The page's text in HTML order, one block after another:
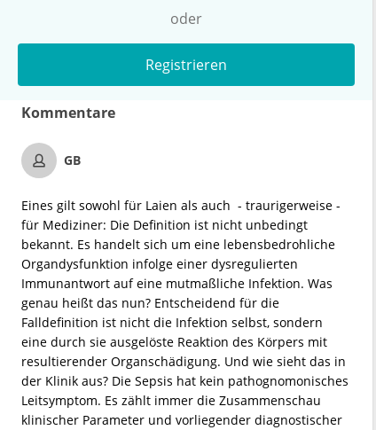
oder
Registrieren
Kommentare
GB
Eines gilt sowohl für Laien als auch - traurigerweise -
für Mediziner: Die Definition ist nicht unbedingt
bekannt. Es handelt sich um eine lebensbedrohliche
Organdysfunktion infolge einer dysregulierten
Immunantwort auf eine mutmaßliche Infektion. Was
genau heißt das nun? Entscheidend für die
Falldefinition ist nicht die Infektion selbst, sondern
eine durch sie ausgelöste Reaktion des Körpers mit
resultierender Organschädigung. Und wie sieht das in
der Klinik aus? Die Sepsis hat kein pathognomonisches
Leitsymptom. Es zählt immer die Zusammenschau
klinischer Parameter und vorliegender diagnostischer